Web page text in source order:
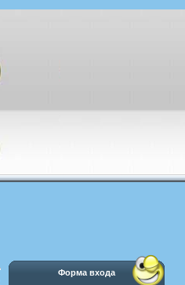
Форма входа